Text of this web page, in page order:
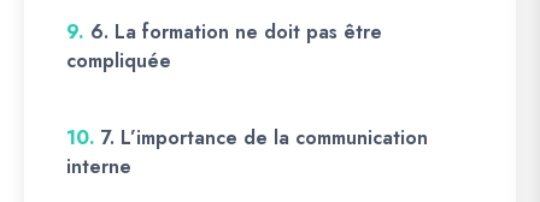
9. 6. La formation ne doit pas être
compliquée
10. 7. L’importance de la communication
interne